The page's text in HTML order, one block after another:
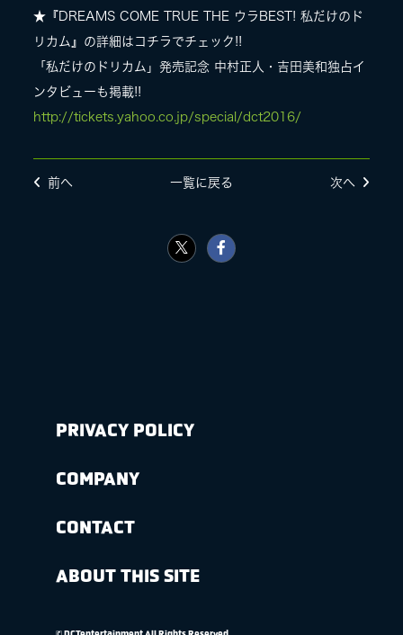
★『DREAMS COME TRUE THE ウラBEST! 私だけのド
リカム』の詳細はコチラでチェック!!
「私だけのドリカム」発売記念 中村正人・吉田美和独占イ
ンタビューも掲載!!
http://tickets.yahoo.co.jp/special/dct2016/
前へ 一覧に戻る 次へ
PRIVACY POLICY
COMPANY
CONTACT
ABOUT THIS SITE